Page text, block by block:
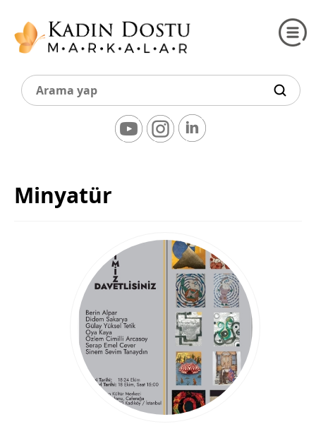
Minyatür